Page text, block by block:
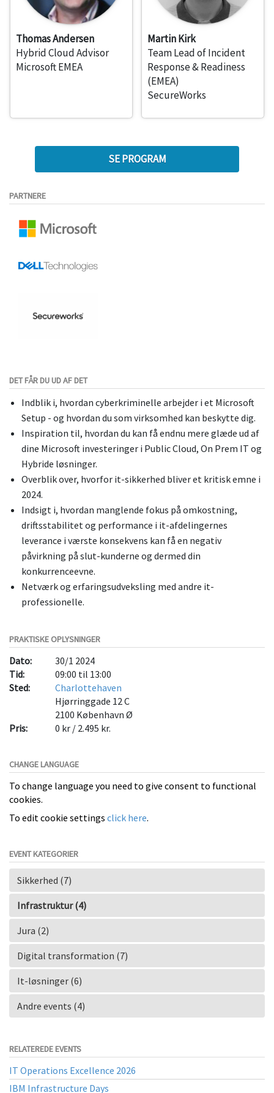
Thomas Andersen
Hybrid Cloud Advisor
Microsoft EMEA
Martin Kirk
Team Lead of Incident
Response & Readiness
(EMEA)
SecureWorks
SE PROGRAM
PARTNERE
DET FÅR DU UD AF DET
Indblik i, hvordan cyberkriminelle arbejder i et Microsoft
Setup - og hvordan du som virksomhed kan beskytte dig.
Inspiration til, hvordan du kan få endnu mere glæde ud af
dine Microsoft investeringer i Public Cloud, On Prem IT og
Hybride løsninger.
Overblik over, hvorfor it-sikkerhed bliver et kritisk emne i
2024.
Indsigt i, hvordan manglende fokus på omkostning,
driftsstabilitet og performance i it-afdelingernes
leverance i værste konsekvens kan få en negativ
påvirkning på slut-kunderne og dermed din
konkurrenceevne.
Netværk og erfaringsudveksling med andre it-
professionelle.
PRAKTISKE OPLYSNINGER
Dato:
30/1 2024
Tid:
09:00 til 13:00
Sted:
Charlottehaven
Hjørringgade 12 C
2100 København Ø
Pris:
0 kr / 2.495 kr.
CHANGE LANGUAGE
To change language you need to give consent to functional
cookies.
To edit cookie settings click here.
EVENT KATEGORIER
Sikkerhed (7)
Infrastruktur (4)
Jura (2)
Digital transformation (7)
It-løsninger (6)
Andre events (4)
RELATEREDE EVENTS
IT Operations Excellence 2026
IBM Infrastructure Days